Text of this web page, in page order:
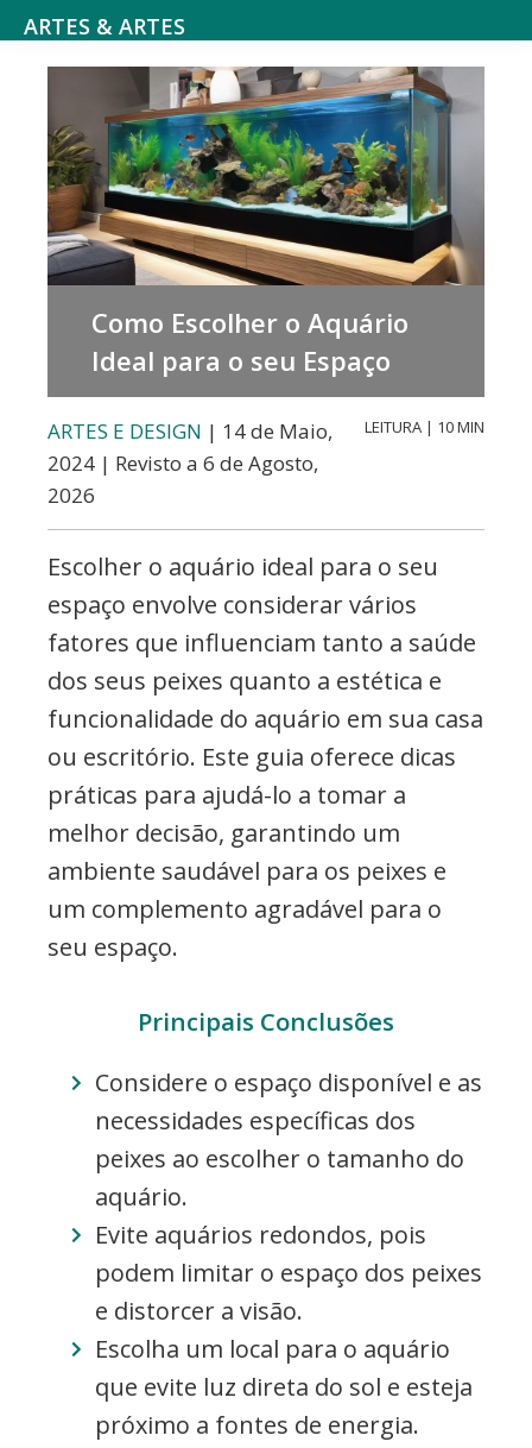
Saltar
menu
principal
Skip
content
ARTES & ARTES
Cultura
Entretenimento,
Atividades
literárias,
Cinema
séries,
Teatro,
música
dança,
Como Escolher o Aquário
Ideal para o seu Espaço
ARTES E DESIGN | 14 de Maio,
2024 | Revisto a 6 de Agosto,
2026
LEITURA | 10 MIN
Escolher o aquário ideal para o seu
espaço envolve considerar vários
fatores que influenciam tanto a saúde
dos seus peixes quanto a estética e
funcionalidade do aquário em sua casa
ou escritório. Este guia oferece dicas
práticas para ajudá-lo a tomar a
melhor decisão, garantindo um
ambiente saudável para os peixes e
um complemento agradável para o
seu espaço.
Principais Conclusões
Considere o espaço disponível e as
necessidades específicas dos
peixes ao escolher o tamanho do
aquário.
Evite aquários redondos, pois
podem limitar o espaço dos peixes
e distorcer a visão.
Escolha um local para o aquário
que evite luz direta do sol e esteja
próximo a fontes de energia.